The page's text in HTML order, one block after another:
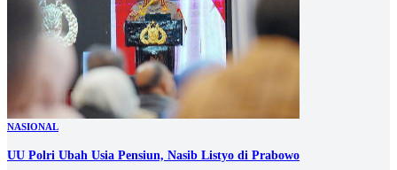
NASIONAL
UU Polri Ubah Usia Pensiun, Nasib Listyo di Prabowo